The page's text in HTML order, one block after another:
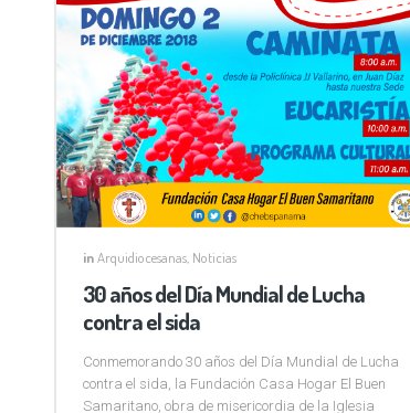
inArquidiocesanas Noticias
30 años del Día Mundial de Lucha
contra el sida
Conmemorando 30 años del Día Mundial de Lucha
contra el sida, la Fundación Casa Hogar El Buen
Samaritano, obra de misericordia de la Iglesia